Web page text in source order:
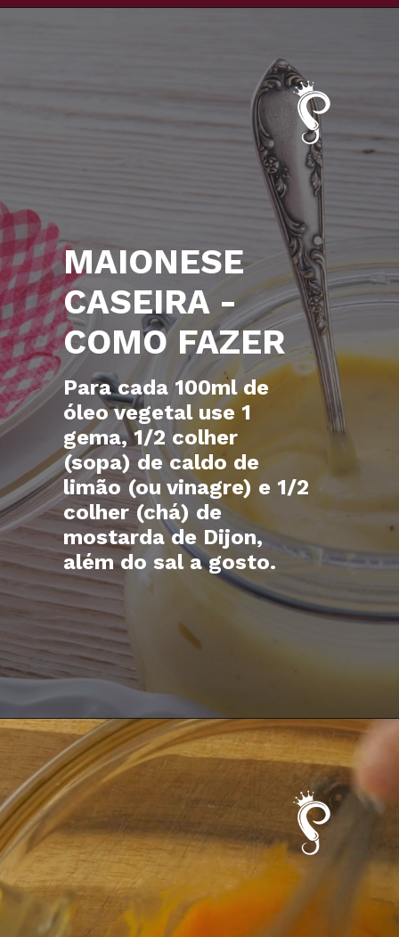
MAIONESE
CASEIRA -
COMO FAZER
Para cada 100ml de
óleo vegetal use 1
gema, 1/2 colher
(sopa) de caldo de
limão (ou vinagre) e 1/2
colher (chá) de
mostarda de Dijon,
além do sal a gosto.